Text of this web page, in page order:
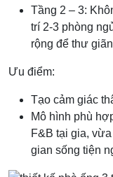
Tầng 2 – 3:
trí 2-3 phòng
rộng để thư
Ưu điểm:
Tạo cảm giác
Mô hình phù
F&B tại gia,
gian sống tiện